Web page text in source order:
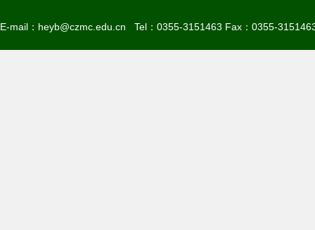
E-mail：heyb@czmc.edu.cn Tel：0355-3151463 Fax：0355-